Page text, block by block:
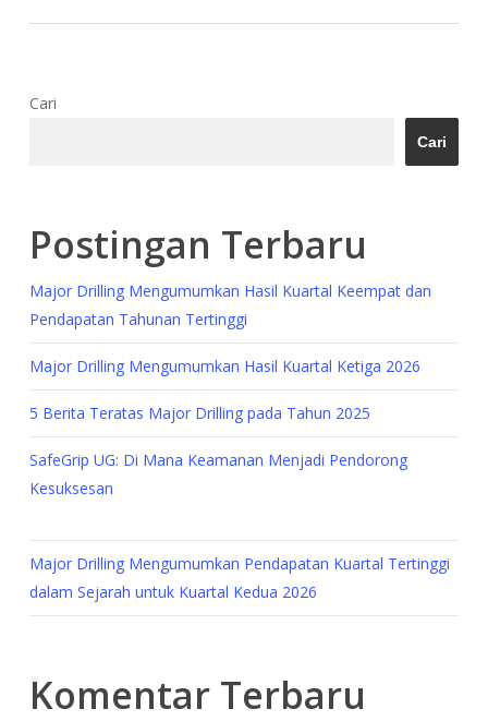
Cari
Cari
Postingan Terbaru
Major Drilling Mengumumkan Hasil Kuartal Keempat dan
Pendapatan Tahunan Tertinggi
Major Drilling Mengumumkan Hasil Kuartal Ketiga 2026
5 Berita Teratas Major Drilling pada Tahun 2025
SafeGrip UG: Di Mana Keamanan Menjadi Pendorong
Kesuksesan
Major Drilling Mengumumkan Pendapatan Kuartal Tertinggi
dalam Sejarah untuk Kuartal Kedua 2026
Komentar Terbaru